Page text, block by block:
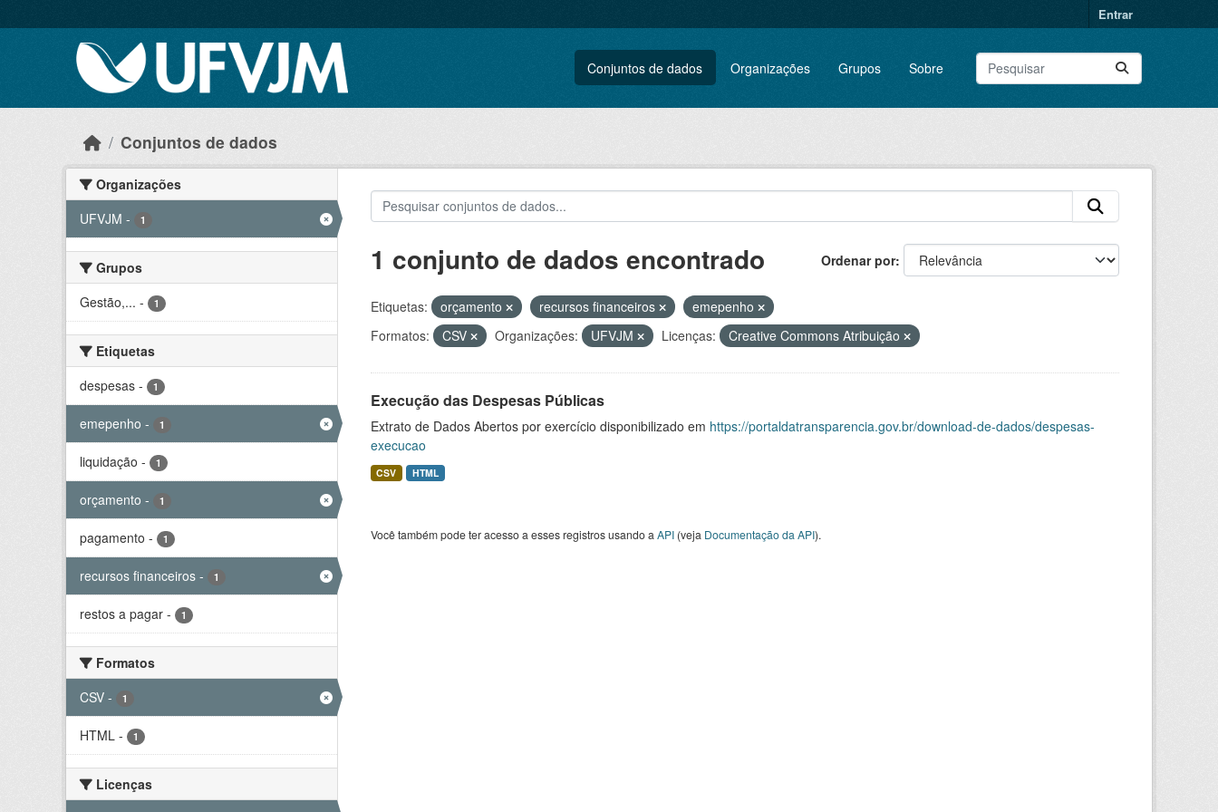
Entrar
Conjuntos de dados Organizações Grupos Sobre
Conjuntos de dados
Organizações
UFVJM - 1
Grupos
Gestão,... - 1
Etiquetas
despesas - 1
emepenho - 1
liquidação - 1
orçamento - 1
pagamento - 1
recursos financeiros - 1
restos a pagar - 1
Formatos
CSV - 1
HTML - 1
Licenças
Ordenar por
1 conjunto de dados encontrado
Etiquetas: orçamento recursos financeiros
emepenho
Formatos:
CSV Organizações: UFVJM Licenças: Creative Commons Atribuição
Execução das Despesas Públicas
Extrato de Dados Abertos por exercício disponibilizado em https://portaldatransparencia.gov.br/download-de-dados/despesas-
execucao
CSV HTML
Você também pode ter acesso a esses registros usando a API(veja Documentação da API).